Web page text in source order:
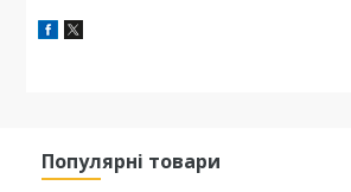
Популярні товари